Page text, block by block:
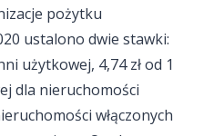
pożytku
ustalono dwie stawki:
użytkowej, 4,74 zł od 1
dla nieruchomości
włączonych